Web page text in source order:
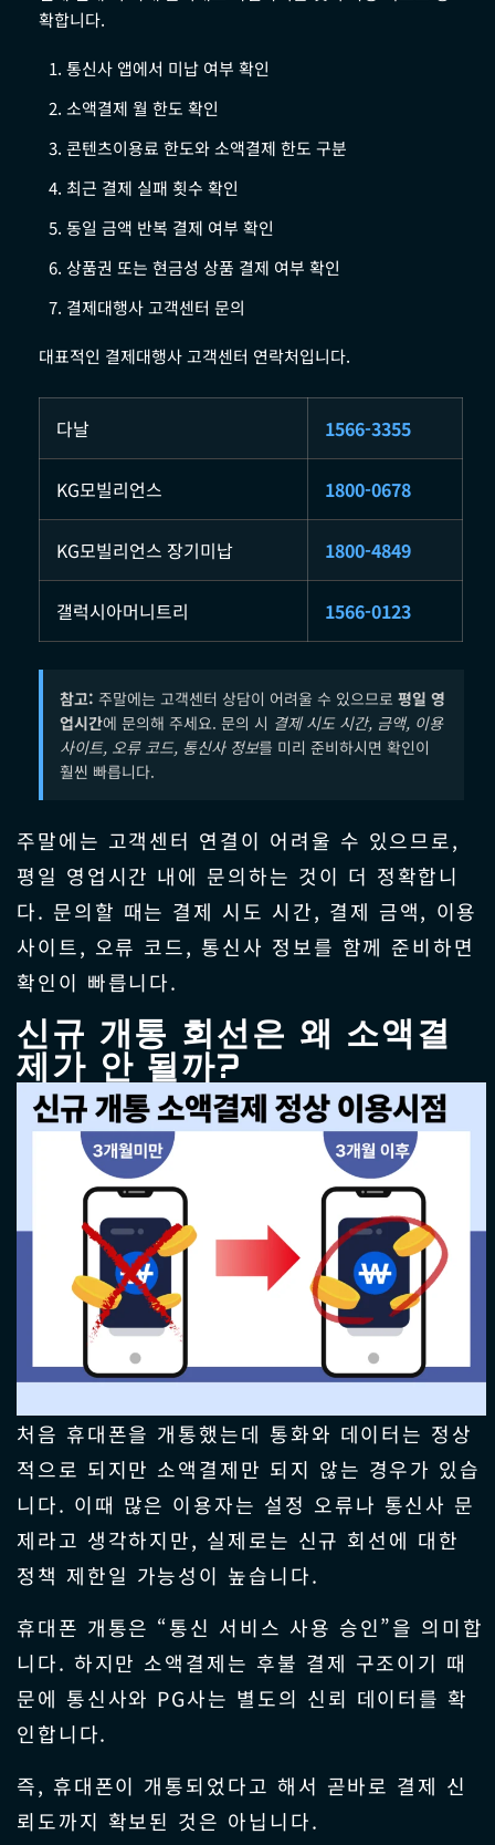
확합니다.
통신사 앱에서 미납 여부 확인
소액결제 월 한도 확인
콘텐츠이용료 한도와 소액결제 한도 구분
최근 결제 실패 횟수 확인
동일 금액 반복 결제 여부 확인
상품권 또는 현금성 상품 결제 여부 확인
결제대행사 고객센터 문의
대표적인 결제대행사 고객센터 연락처입니다.
다날 1566-3355
KG모빌리언스 1800-0678
KG모빌리언스 장기미납 1800-4849
갤럭시아머니트리 1566-0123
참고: 주말에는 고객센터 상담이 어려울 수 있으므로 평일 영
업시간에 문의해 주세요. 문의 시 결제 시도 시간, 금액, 이용
사이트, 오류 코드, 통신사 정보를 미리 준비하시면 확인이
훨씬 빠릅니다.
주말에는 고객센터 연결이 어려울 수 있으므로,
평일 영업시간 내에 문의하는 것이 더 정확합니
다. 문의할 때는 결제 시도 시간, 결제 금액, 이용
사이트, 오류 코드, 통신사 정보를 함께 준비하면
확인이 빠릅니다.
신규 개통 회선은 왜 소액결
제가 안 될까?
처음 휴대폰을 개통했는데 통화와 데이터는 정상
적으로 되지만 소액결제만 되지 않는 경우가 있습
니다. 이때 많은 이용자는 설정 오류나 통신사 문
제라고 생각하지만, 실제로는 신규 회선에 대한
정책 제한일 가능성이 높습니다.
휴대폰 개통은 “통신 서비스 사용 승인”을 의미합
니다. 하지만 소액결제는 후불 결제 구조이기 때
문에 통신사와 PG사는 별도의 신뢰 데이터를 확
인합니다.
즉, 휴대폰이 개통되었다고 해서 곧바로 결제 신
뢰도까지 확보된 것은 아닙니다.